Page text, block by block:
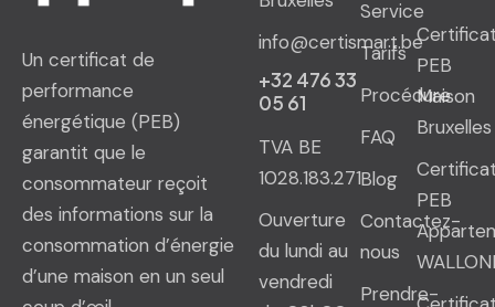
Un certificat de
performance
énergétique (PEB)
garantit que le
consommateur reçoit
des informations sur la
consommation d’énergie
d’une maison en un seul
info@certismart.be
+32 476 33
05 61
TVA BE
1028.183.271
Ouverture
du lundi au
vendredi
Service
Tarifs
Procédure
FAQ
Blog
Contactez-
nous
Prendre-
PEB
Maison
Bruxelles
PEB